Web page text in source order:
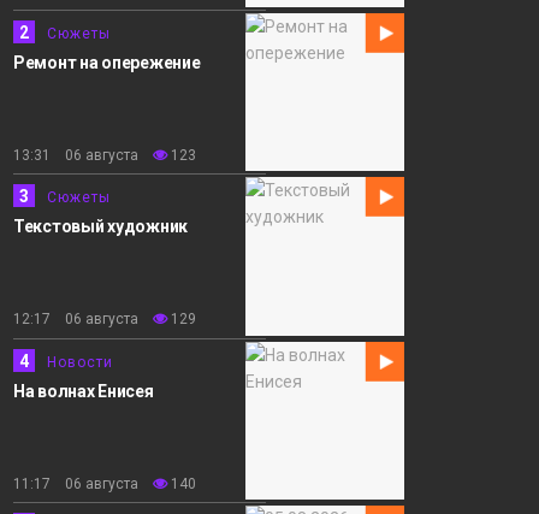
2 Сюжеты
Ремонт на опережение
13:31 06 августа 123
3 Сюжеты
Текстовый художник
12:17 06 августа 129
4 Новости
На волнах Енисея
11:17 06 августа 140